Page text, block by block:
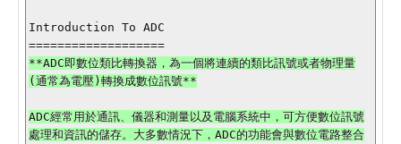
Introduction To ADC
**ADC即數位類比轉換器，為一個將連續的類比訊號或者物理量
ADC經常用於通訊、儀器和測量以及電腦系統中，可方便數位訊號
處理和資訊的儲存。大多數情況下，ADC的功能會與數位電路整合